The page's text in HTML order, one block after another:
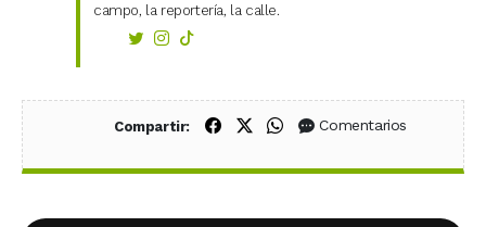
campo, la reportería, la calle.
Compartir: Compartir en Facebook
Compartir en X (Twitter)
Compartir en WhatsApp
Comentarios